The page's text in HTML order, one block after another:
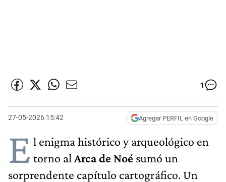
1
27-05-2026 15:42 Agregar PERFIL en Google
E l enigma histórico y arqueológico en
torno al Arca de Noé sumó un
sorprendente capítulo cartográfico. Un